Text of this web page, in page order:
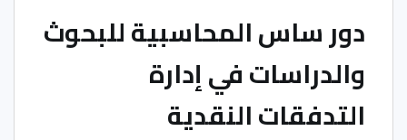
دور ساس المحاسبية للبحوث
والدراسات في إدارة
التدفقات النقدية